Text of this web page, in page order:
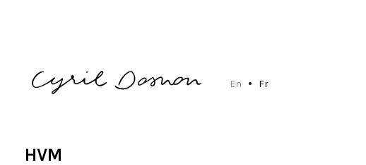
En Fr
HVM